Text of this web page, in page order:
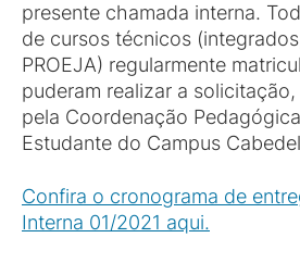
presente chamada interna.
de cursos técnicos
PROEJA) regularmente
puderam realizar a
pela Coordenação
Estudante do Campus
Confira o cronograma de
Interna 01/2021 aqui.